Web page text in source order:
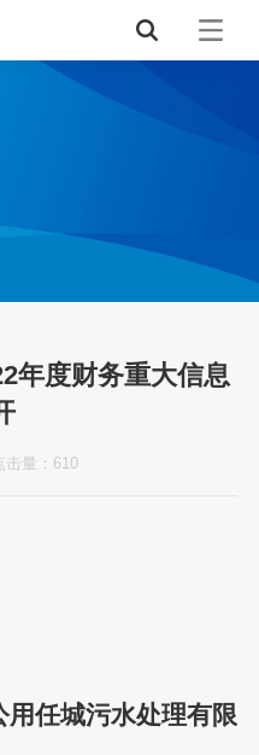
年度财务重大信息
击量： 610
任城污水处理有限